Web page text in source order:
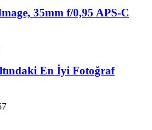
35mm f/0,95 APS-C
En İyi Fotoğraf